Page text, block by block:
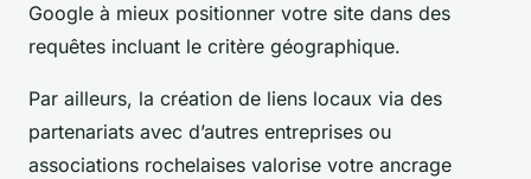
Google à mieux positionner votre site dans des
requêtes incluant le critère géographique.
Par ailleurs, la création de liens locaux via des
partenariats avec d’autres entreprises ou
associations rochelaises valorise votre ancrage